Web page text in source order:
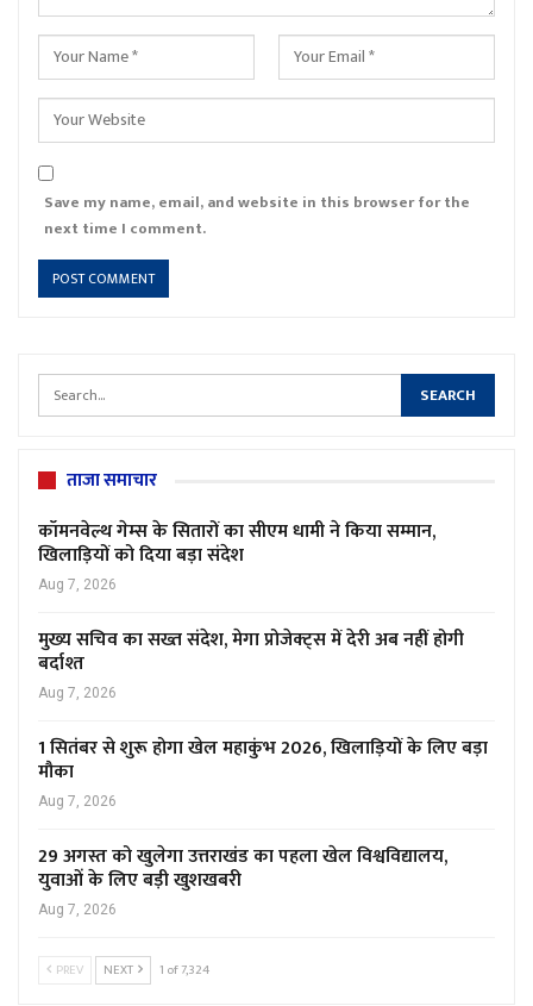
Save my name, email, and website in this browser for the
next time I comment.
ताजा समाचार
कॉमनवेल्थ गेम्स के सितारों का सीएम धामी ने किया सम्मान,
खिलाड़ियों को दिया बड़ा संदेश
Aug 7, 2026
मुख्य सचिव का सख्त संदेश, मेगा प्रोजेक्ट्स में देरी अब नहीं होगी
बर्दाश्त
Aug 7, 2026
1 सितंबर से शुरू होगा खेल महाकुंभ 2026, खिलाड़ियों के लिए बड़ा
मौका
Aug 7, 2026
29 अगस्त को खुलेगा उत्तराखंड का पहला खेल विश्वविद्यालय,
युवाओं के लिए बड़ी खुशखबरी
Aug 7, 2026
PREV NEXT 1 of 7,324